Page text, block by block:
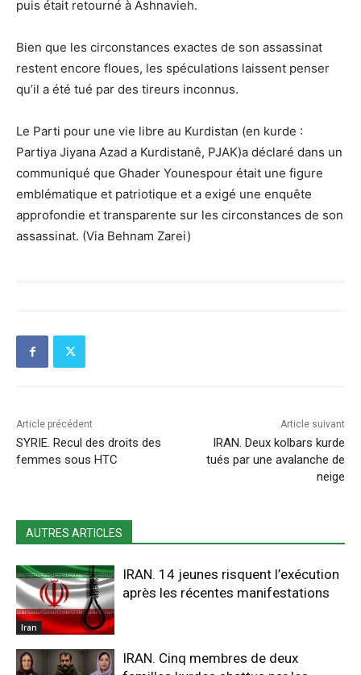
puis était retourné à Ashnavieh.
Bien que les circonstances exactes de son assassinat
restent encore floues, les spéculations laissent penser
qu’il a été tué par des tireurs inconnus.
Le Parti pour une vie libre au Kurdistan (en kurde :
Partiya Jiyana Azad a Kurdistanê, PJAK)a déclaré dans un
communiqué que Ghader Younespour était une figure
emblématique et patriotique et a exigé une enquête
approfondie et transparente sur les circonstances de son
assassinat. (Via Behnam Zarei)
Article précédent
SYRIE. Recul des droits des
femmes sous HTC
Article suivant
IRAN. Deux kolbars kurde
tués par une avalanche de
neige
AUTRES ARTICLES
Iran
IRAN. 14 jeunes risquent l’exécution
après les récentes manifestations
IRAN. Cinq membres de deux